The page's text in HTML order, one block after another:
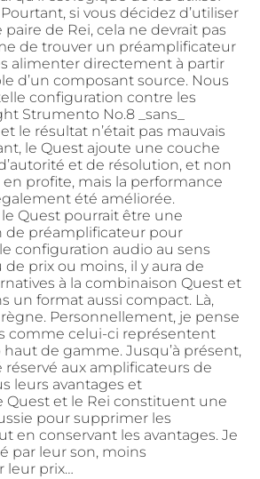
si vous décidez d’utiliser
de Rei, cela ne devrait pas
de trouver un préamplificateur
alimenter directement à partir
d’un composant source. Nous
configuration contre les
Strumento No.8 _sans_
le résultat n’était pas mauvais
le Quest ajoute une couche
et de résolution, et non
profite, mais la performance
été améliorée.
Quest pourrait être une
de préamplificateur pour
configuration audio au sens
de prix ou moins, il y aura de
à la combinaison Quest et
un format aussi compact. Là,
Personnellement, je pense
comme celui-ci représentent
haut de gamme. Jusqu’à présent,
aux amplificateurs de
leurs avantages et
Quest et le Rei constituent une
pour supprimer les
en conservant les avantages. Je
par leur son, moins
leur prix…